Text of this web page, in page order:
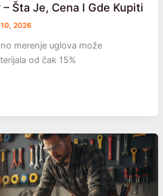
Šta Je, Cena I Gde Kupiti
2026
merenje uglova može
od čak 15%